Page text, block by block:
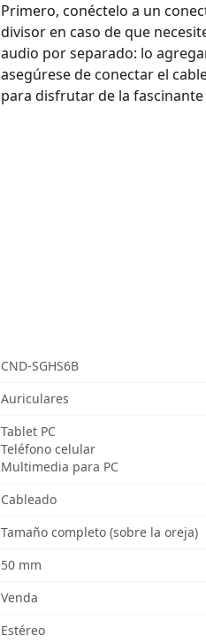
Primero, conéctelo a un
divisor en caso de que
audio por separado: lo
asegúrese de conectar el
para disfrutar de la fascinante
CND-SGHS6B
Auriculares
Tablet PC
Teléfono celular
Multimedia para PC
Cableado
Tamaño completo (sobre la oreja)
50 mm
Venda
Estéreo